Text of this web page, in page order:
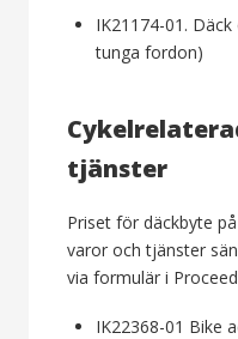
IK21174-01.
tunga fordon)
tjänster
Priset för däckbyte
varor och tjänster
via formulär i
IK22368-01 Bike